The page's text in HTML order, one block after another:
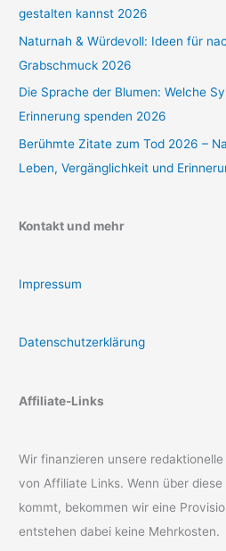
gestalten kannst 2026
Naturnah & Würdevoll: Ideen für
Grabschmuck 2026
Die Sprache der Blumen: Welche
Erinnerung spenden 2026
Berühmte Zitate zum Tod 2026 –
Leben, Vergänglichkeit und
Kontakt und mehr
Impressum
Datenschutzerklärung
Affiliate-Links
Wir finanzieren unsere
von Affiliate Links. Wenn über
kommt, bekommen wir eine
entstehen dabei keine Mehrkosten.